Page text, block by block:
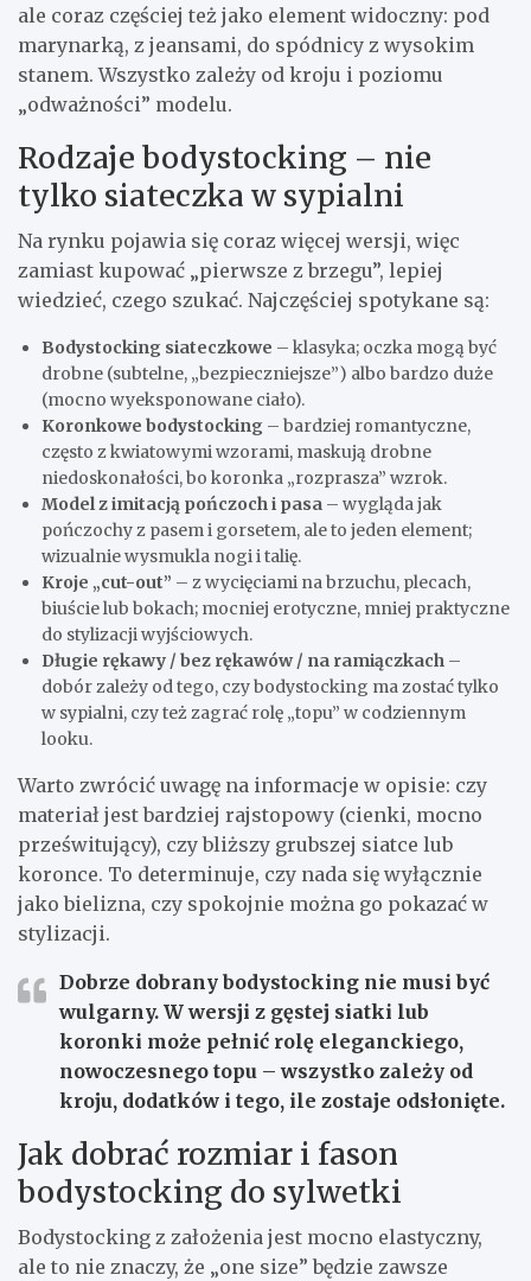
ale coraz częściej też jako element widoczny: pod
marynarką, z jeansami, do spódnicy z wysokim
stanem. Wszystko zależy od kroju i poziomu
„odważności” modelu.
Rodzaje bodystocking – nie
tylko siateczka w sypialni
Na rynku pojawia się coraz więcej wersji, więc
zamiast kupować „pierwsze z brzegu”, lepiej
wiedzieć, czego szukać. Najczęściej spotykane są:
Bodystocking siateczkowe – klasyka; oczka mogą być
drobne (subtelne, „bezpieczniejsze”) albo bardzo duże
(mocno wyeksponowane ciało).
Koronkowe bodystocking – bardziej romantyczne,
często z kwiatowymi wzorami, maskują drobne
niedoskonałości, bo koronka „rozprasza” wzrok.
Model z imitacją pończoch i pasa – wygląda jak
pończochy z pasem i gorsetem, ale to jeden element;
wizualnie wysmukla nogi i talię.
Kroje „cut-out” – z wycięciami na brzuchu, plecach,
biuście lub bokach; mocniej erotyczne, mniej praktyczne
do stylizacji wyjściowych.
Długie rękawy / bez rękawów / na ramiączkach –
dobór zależy od tego, czy bodystocking ma zostać tylko
w sypialni, czy też zagrać rolę „topu” w codziennym
looku.
Warto zwrócić uwagę na informacje w opisie: czy
materiał jest bardziej rajstopowy (cienki, mocno
prześwitujący), czy bliższy grubszej siatce lub
koronce. To determinuje, czy nada się wyłącznie
jako bielizna, czy spokojnie można go pokazać w
stylizacji.
Dobrze dobrany bodystocking nie musi być
wulgarny. W wersji z gęstej siatki lub
koronki może pełnić rolę eleganckiego,
nowoczesnego topu – wszystko zależy od
kroju, dodatków i tego, ile zostaje odsłonięte.
Jak dobrać rozmiar i fason
bodystocking do sylwetki
Bodystocking z założenia jest mocno elastyczny,
ale to nie znaczy, że „one size” będzie zawsze